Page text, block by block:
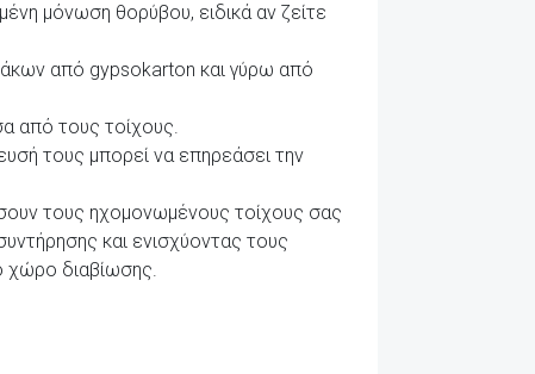
μόνωση θορύβου, ειδικά αν ζείτε
από gypsokarton και γύρω από
από τους τοίχους.
τους μπορεί να επηρεάσει την
τους ηχομονωμένους τοίχους σας
και ενισχύοντας τους
χώρο διαβίωσης.